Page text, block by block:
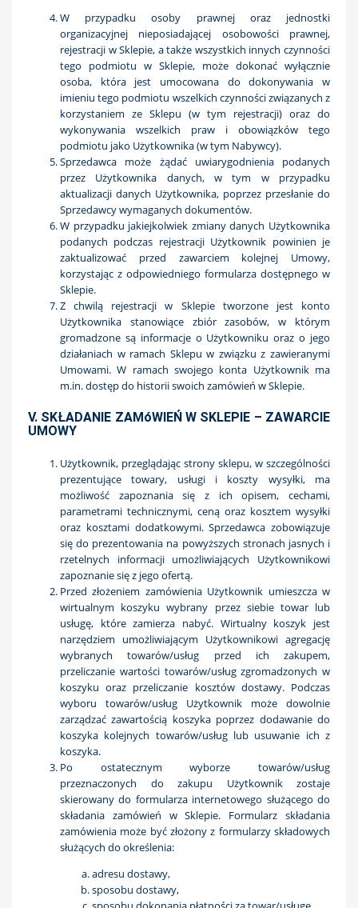
W przypadku osoby prawnej oraz jednostki
organizacyjnej nieposiadającej osobowości prawnej,
rejestracji w Sklepie, a także wszystkich innych czynności
tego podmiotu w Sklepie, może dokonać wyłącznie
osoba, która jest umocowana do dokonywania w
imieniu tego podmiotu wszelkich czynności związanych z
korzystaniem ze Sklepu (w tym rejestracji) oraz do
wykonywania wszelkich praw i obowiązków tego
podmiotu jako Użytkownika (w tym Nabywcy).
Sprzedawca może żądać uwiarygodnienia podanych
przez Użytkownika danych, w tym w przypadku
aktualizacji danych Użytkownika, poprzez przesłanie do
Sprzedawcy wymaganych dokumentów.
W przypadku jakiejkolwiek zmiany danych Użytkownika
podanych podczas rejestracji Użytkownik powinien je
zaktualizować przed zawarciem kolejnej Umowy,
korzystając z odpowiedniego formularza dostępnego w
Sklepie.
Z chwilą rejestracji w Sklepie tworzone jest konto
Użytkownika stanowiące zbiór zasobów, w którym
gromadzone są informacje o Użytkowniku oraz o jego
działaniach w ramach Sklepu w związku z zawieranymi
Umowami. W ramach swojego konta Użytkownik ma
m.in. dostęp do historii swoich zamówień w Sklepie.
V. SKŁADANIE ZAMóWIEŃ W SKLEPIE – ZAWARCIE
UMOWY
Użytkownik, przeglądając strony sklepu, w szczególności
prezentujące towary, usługi i koszty wysyłki, ma
możliwość zapoznania się z ich opisem, cechami,
parametrami technicznymi, ceną oraz kosztem wysyłki
oraz kosztami dodatkowymi. Sprzedawca zobowiązuje
się do prezentowania na powyższych stronach jasnych i
rzetelnych informacji umożliwiających Użytkownikowi
zapoznanie się z jego ofertą.
Przed złożeniem zamówienia Użytkownik umieszcza w
wirtualnym koszyku wybrany przez siebie towar lub
usługę, które zamierza nabyć. Wirtualny koszyk jest
narzędziem umożliwiającym Użytkownikowi agregację
wybranych towarów/usług przed ich zakupem,
przeliczanie wartości towarów/usług zgromadzonych w
koszyku oraz przeliczanie kosztów dostawy. Podczas
wyboru towarów/usług Użytkownik może dowolnie
zarządzać zawartością koszyka poprzez dodawanie do
koszyka kolejnych towarów/usług lub usuwanie ich z
koszyka.
Po ostatecznym wyborze towarów/usług
przeznaczonych do zakupu Użytkownik zostaje
skierowany do formularza internetowego służącego do
składania zamówień w Sklepie. Formularz składania
zamówienia może być złożony z formularzy składowych
służących do określenia:
adresu dostawy,
sposobu dostawy,